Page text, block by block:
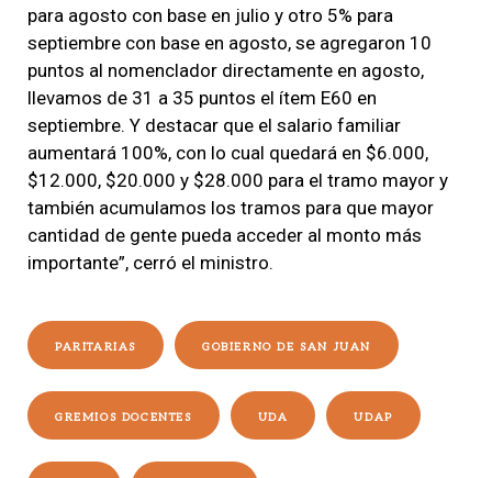
para agosto con base en julio y otro 5% para
septiembre con base en agosto, se agregaron 10
puntos al nomenclador directamente en agosto,
llevamos de 31 a 35 puntos el ítem E60 en
septiembre. Y destacar que el salario familiar
aumentará 100%, con lo cual quedará en $6.000,
$12.000, $20.000 y $28.000 para el tramo mayor y
también acumulamos los tramos para que mayor
cantidad de gente pueda acceder al monto más
importante”, cerró el ministro.
PARITARIAS GOBIERNO DE SAN JUAN
GREMIOS DOCENTES UDA UDAP